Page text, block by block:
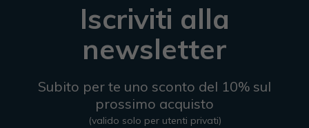
Iscriviti alla
newsletter
Subito per te uno sconto del 10% sul
prossimo acquisto
(valido solo per utenti privati)